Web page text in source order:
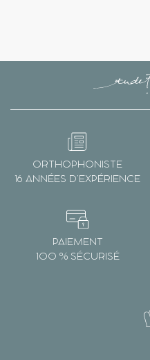
ORTHOPHONISTE
16 ANNÉES D’EXPÉRIENCE
PAIEMENT
100 % SÉCURISÉ